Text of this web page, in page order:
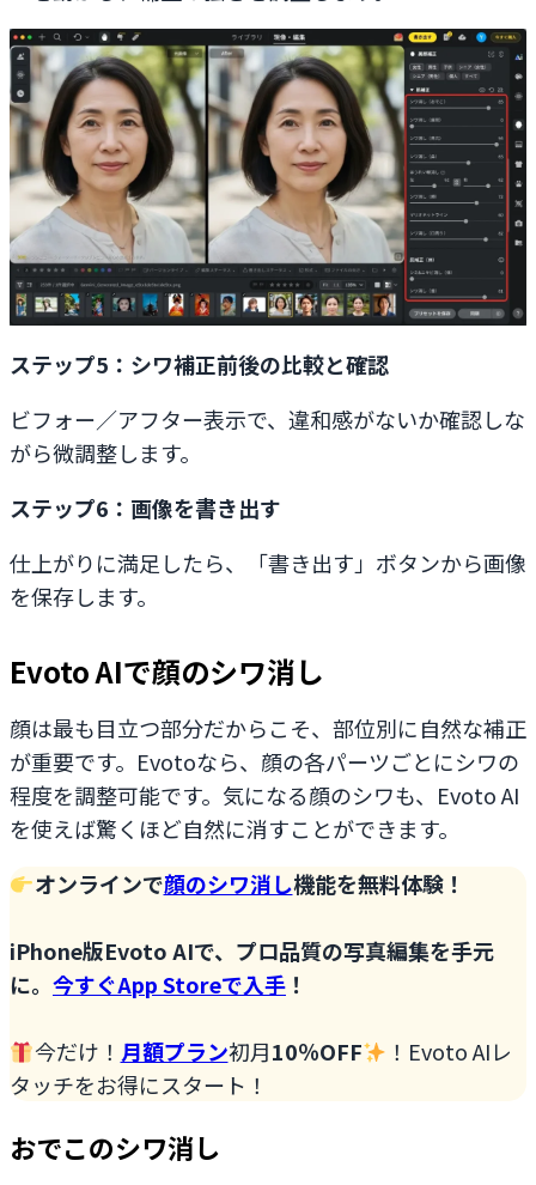
ステップ5：シワ補正前後の比較と確認
ビフォー／アフター表示で、違和感がないか確認しな
がら微調整します。
ステップ6：画像を書き出す
仕上がりに満足したら、「書き出す」ボタンから画像
を保存します。
Evoto AIで顔のシワ消し
顔は最も目立つ部分だからこそ、部位別に自然な補正
が重要です。Evotoなら、顔の各パーツごとにシワの
程度を調整可能です。気になる顔のシワも、Evoto AI
を使えば驚くほど自然に消すことができます。
オンラインで顔のシワ消し機能を無料体験！
iPhone版Evoto AIで、プロ品質の写真編集を手元
に。 今すぐApp Storeで入手 ！
今だけ！ 月額プラン初月10％OFF
！Evoto AIレ
タッチをお得にスタート！
おでこのシワ消し